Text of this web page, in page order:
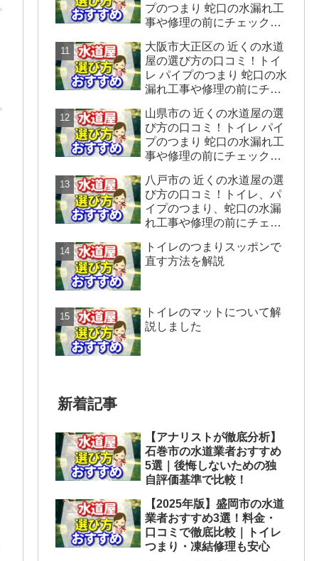
プのつまり 蛇口の水漏れ工
事や修理の前にチェックす
大阪市大正区の 近くの水道
屋の選び方の口コミ！トイ
レ パイプのつまり 蛇口の水
漏れ工事や修理の前にチェ
す。
山県市の 近くの水道屋の選
び方の口コミ！トイレ パイ
プのつまり 蛇口の水漏れ工
事や修理の前にチェックす
八戸市の 近くの水道屋の選
び方の口コミ！トイレ、パ
イプのつまり、蛇口の水漏
れ工事や修理の前にチェッ
す。
トイレのつまりスッポンで
直す方法を解説
トイレのマットについて解
説しました
新着記事
【アナリストが徹底分析】
石巻市の水道業者おすすめ
5選｜後悔しないための独
自評価基準で比較！
【2025年版】盛岡市の水道
業者おすすめ3選！料金・
口コミで徹底比較｜トイレ
つまり・凍結修理も安心